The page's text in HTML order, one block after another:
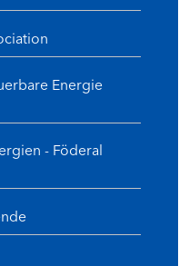
Energie
- Föderal